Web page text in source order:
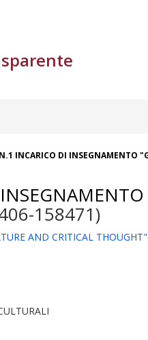
INCARICO DI INSEGNAMENTO
158471)
AND CRITICAL